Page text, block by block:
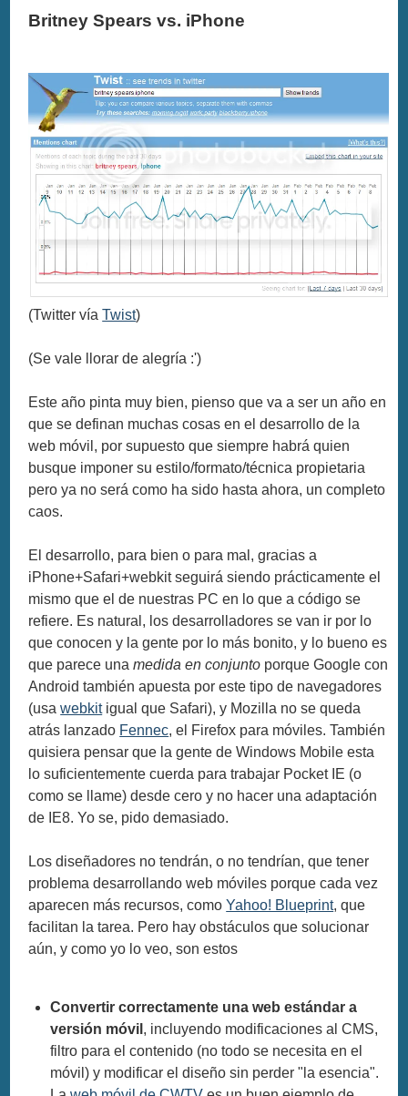
Britney Spears vs. iPhone
(Twitter víaTwist)
(Se vale llorar de alegría :')
Este año pinta muy bien, pienso que va a ser un año en
que se definan muchas cosas en el desarrollo de la
web móvil, por supuesto que siempre habrá quien
busque imponer su estilo/formato/técnica propietaria
pero ya no será como ha sido hasta ahora, un completo
caos.
El desarrollo, para bien o para mal, gracias a
iPhone+Safari+webkit seguirá siendo prácticamente el
mismo que el de nuestras PC en lo que a código se
refiere. Es natural, los desarrolladores se van ir por lo
que conocen y la gente por lo más bonito, y lo bueno es
que parece unamedida en conjunto porque Google con
Android también apuesta por este tipo de navegadores
(usawebkitigual que Safari), y Mozilla no se queda
atrás lanzado Fennec, el Firefox para móviles. También
quisiera pensar que la gente de Windows Mobile esta
lo suficientemente cuerda para trabajar Pocket IE (o
como se llame) desde cero y no hacer una adaptación
de IE8. Yo se, pido demasiado.
Los diseñadores no tendrán, o no tendrían, que tener
problema desarrollando web móviles porque cada vez
aparecen más recursos, comoYahoo! Blueprint, que
facilitan la tarea. Pero hay obstáculos que solucionar
aún, y como yo lo veo, son estos
Convertir correctamente una web estándar a
versión móvil , incluyendo modificaciones al CMS,
filtro para el contenido (no todo se necesita en el
móvil) y modificar el diseño sin perder "la esencia".